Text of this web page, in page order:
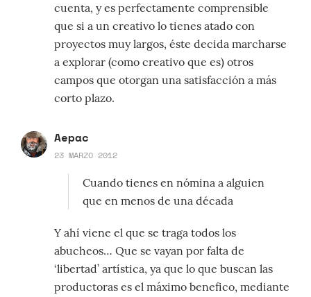
cuenta, y es perfectamente comprensible
que si a un creativo lo tienes atado con
proyectos muy largos, éste decida marcharse
a explorar (como creativo que es) otros
campos que otorgan una satisfacción a más
corto plazo.
Aepac
23 MARZO 2012
Cuando tienes en nómina a alguien
que en menos de una década
Y ahí viene el que se traga todos los
abucheos… Que se vayan por falta de
‘libertad’ artística, ya que lo que buscan las
productoras es el máximo benefico, mediante